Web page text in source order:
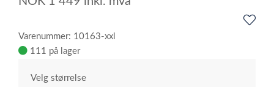
Varenummer: 10163-xxl
111 på lager
Velg størrelse